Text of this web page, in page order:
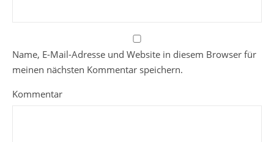
Name, E-Mail-Adresse und Website in diesem Browser für
meinen nächsten Kommentar speichern.
Kommentar